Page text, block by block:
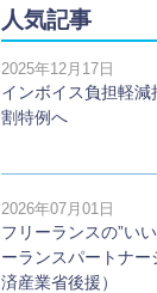
人気記事
2025年12月17日
インボイス負担軽
割特例へ
2026年07月01日
フリーランスの”い
ーランスパートナ
済産業省後援）